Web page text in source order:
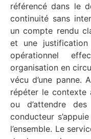
référencé dans le
continuité sans
un compte rendu
et une
opérationnel
organisation en
vécu d’une panne.
répéter le contexte
ou d’attendre
conducteur
l’ensemble. Le